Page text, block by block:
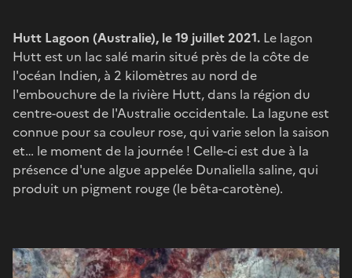
Hutt Lagoon (Australie), le 19 juillet 2021. Le lagon
Hutt est un lac salé marin situé près de la côte de
l'océan Indien, à 2 kilomètres au nord de
l'embouchure de la rivière Hutt, dans la région du
centre-ouest de l'Australie occidentale. La lagune est
connue pour sa couleur rose, qui varie selon la saison
et… le moment de la journée ! Celle-ci est due à la
présence d'une algue appelée Dunaliella saline, qui
produit un pigment rouge (le bêta-carotène).